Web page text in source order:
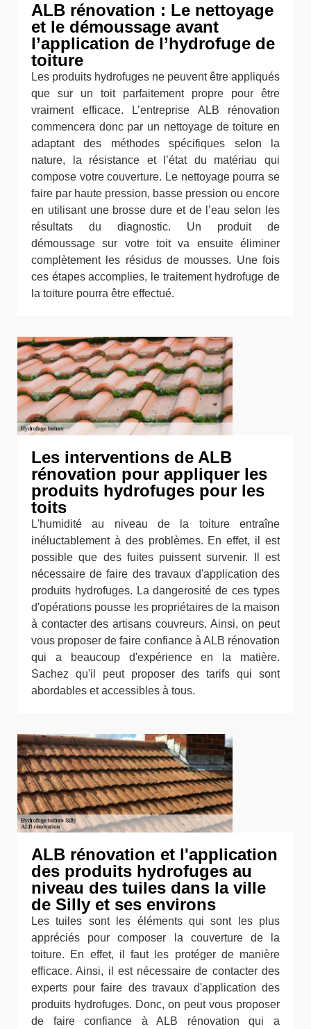
ALB rénovation : Le nettoyage
et le démoussage avant
l’application de l’hydrofuge de
toiture
Les produits hydrofuges ne peuvent être appliqués
que sur un toit parfaitement propre pour être
vraiment efficace. L’entreprise ALB rénovation
commencera donc par un nettoyage de toiture en
adaptant des méthodes spécifiques selon la
nature, la résistance et l’état du matériau qui
compose votre couverture. Le nettoyage pourra se
faire par haute pression, basse pression ou encore
en utilisant une brosse dure et de l’eau selon les
résultats du diagnostic. Un produit de
démoussage sur votre toit va ensuite éliminer
complètement les résidus de mousses. Une fois
ces étapes accomplies, le traitement hydrofuge de
la toiture pourra être effectué.
Les interventions de ALB
rénovation pour appliquer les
produits hydrofuges pour les
toits
L'humidité au niveau de la toiture entraîne
inéluctablement à des problèmes. En effet, il est
possible que des fuites puissent survenir. Il est
nécessaire de faire des travaux d'application des
produits hydrofuges. La dangerosité de ces types
d'opérations pousse les propriétaires de la maison
à contacter des artisans couvreurs. Ainsi, on peut
vous proposer de faire confiance à ALB rénovation
qui a beaucoup d'expérience en la matière.
Sachez qu'il peut proposer des tarifs qui sont
abordables et accessibles à tous.
ALB rénovation et l'application
des produits hydrofuges au
niveau des tuiles dans la ville
de Silly et ses environs
Les tuiles sont les éléments qui sont les plus
appréciés pour composer la couverture de la
toiture. En effet, il faut les protéger de manière
efficace. Ainsi, il est nécessaire de contacter des
experts pour faire des travaux d'application des
produits hydrofuges. Donc, on peut vous proposer
de faire confiance à ALB rénovation qui a